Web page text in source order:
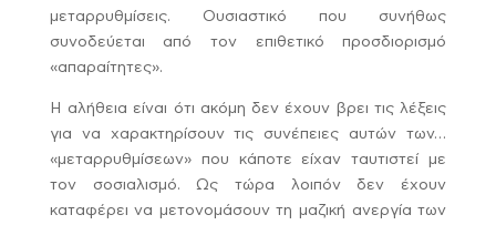
μεταρρυθμίσεις. Ουσιαστικό που συνήθως
συνοδεύεται από τον επιθετικό προσδιορισμό
«απαραίτητες».
Η αλήθεια είναι ότι ακόμη δεν έχουν βρει τις λέξεις
για να χαρακτηρίσουν τις συνέπειες αυτών των…
«μεταρρυθμίσεων» που κάποτε είχαν ταυτιστεί με
τον σοσιαλισμό. Ως τώρα λοιπόν δεν έχουν
καταφέρει να μετονομάσουν τη μαζική ανεργία των